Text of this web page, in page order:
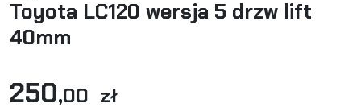
Toyota LC120 wersja 5 drzw lift
40mm
250,00 zł